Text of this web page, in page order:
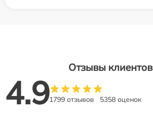
Отзывы клиентов
4.91799 отзывов 5358 оценок